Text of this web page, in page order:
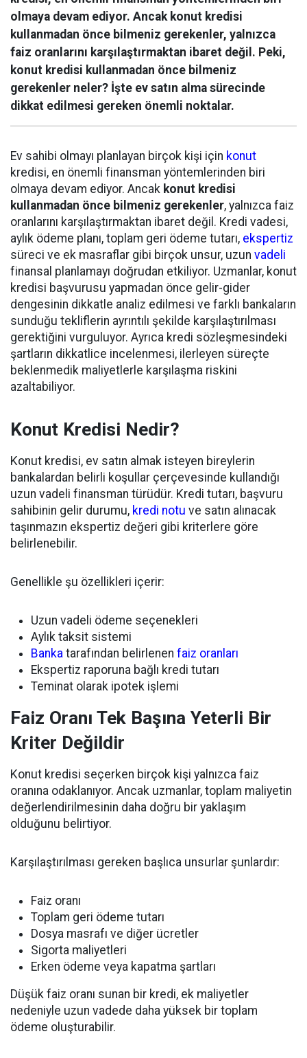
olmaya devam ediyor. Ancak konut kredisi
kullanmadan önce bilmeniz gerekenler, yalnızca
faiz oranlarını karşılaştırmaktan ibaret değil. Peki,
konut kredisi kullanmadan önce bilmeniz
gerekenler neler? İşte ev satın alma sürecinde
dikkat edilmesi gereken önemli noktalar.
Ev sahibi olmayı planlayan birçok kişi için konut
kredisi, en önemli finansman yöntemlerinden biri
olmaya devam ediyor. Ancak konut kredisi
kullanmadan önce bilmeniz gerekenler, yalnızca faiz
oranlarını karşılaştırmaktan ibaret değil. Kredi vadesi,
aylık ödeme planı, toplam geri ödeme tutarı, ekspertiz
süreci ve ek masraflar gibi birçok unsur, uzun vadeli
finansal planlamayı doğrudan etkiliyor. Uzmanlar, konut
kredisi başvurusu yapmadan önce gelir-gider
dengesinin dikkatle analiz edilmesi ve farklı bankaların
sunduğu tekliflerin ayrıntılı şekilde karşılaştırılması
gerektiğini vurguluyor. Ayrıca kredi sözleşmesindeki
şartların dikkatlice incelenmesi, ilerleyen süreçte
beklenmedik maliyetlerle karşılaşma riskini
azaltabiliyor.
Konut Kredisi Nedir?
Konut kredisi, ev satın almak isteyen bireylerin
bankalardan belirli koşullar çerçevesinde kullandığı
uzun vadeli finansman türüdür. Kredi tutarı, başvuru
sahibinin gelir durumu, kredi notu ve satın alınacak
taşınmazın ekspertiz değeri gibi kriterlere göre
belirlenebilir.
Genellikle şu özellikleri içerir:
Uzun vadeli ödeme seçenekleri
Aylık taksit sistemi
Banka tarafından belirlenen faiz oranları
Ekspertiz raporuna bağlı kredi tutarı
Teminat olarak ipotek işlemi
Faiz Oranı Tek Başına Yeterli Bir
Kriter Değildir
Konut kredisi seçerken birçok kişi yalnızca faiz
oranına odaklanıyor. Ancak uzmanlar, toplam maliyetin
değerlendirilmesinin daha doğru bir yaklaşım
olduğunu belirtiyor.
Karşılaştırılması gereken başlıca unsurlar şunlardır:
Faiz oranı
Toplam geri ödeme tutarı
Dosya masrafı ve diğer ücretler
Sigorta maliyetleri
Erken ödeme veya kapatma şartları
Düşük faiz oranı sunan bir kredi, ek maliyetler
nedeniyle uzun vadede daha yüksek bir toplam
ödeme oluşturabilir.